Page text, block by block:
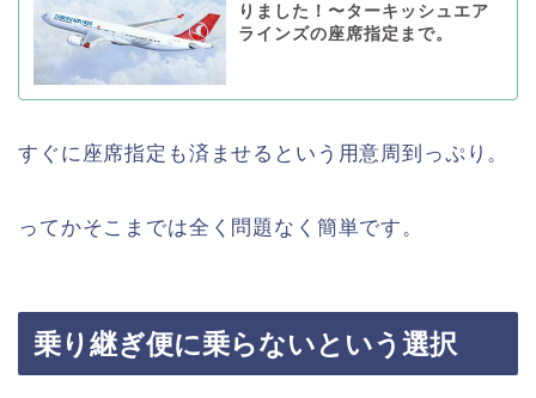
りました！〜ターキッシュエア
ラインズの座席指定まで。
すぐに座席指定も済ませるという用意周到っぷり。
ってかそこまでは全く問題なく簡単です。
乗り継ぎ便に乗らないという選択